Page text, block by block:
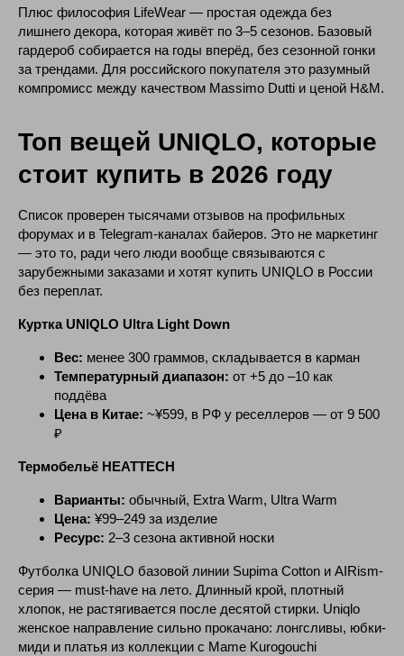
Плюс философия LifeWear — простая одежда без
лишнего декора, которая живёт по 3–5 сезонов. Базовый
гардероб собирается на годы вперёд, без сезонной гонки
за трендами. Для российского покупателя это разумный
компромисс между качеством Massimo Dutti и ценой H&M.
Топ вещей UNIQLO, которые
стоит купить в 2026 году
Список проверен тысячами отзывов на профильных
форумах и в Telegram-каналах байеров. Это не маркетинг
— это то, ради чего люди вообще связываются с
зарубежными заказами и хотят купить UNIQLO в России
без переплат.
Куртка UNIQLO Ultra Light Down
Вес: менее 300 граммов, складывается в карман
Температурный диапазон: от +5 до –10 как
поддёва
Цена в Китае: ~¥599, в РФ у реселлеров — от 9 500
₽
Термобельё HEATTECH
Варианты: обычный, Extra Warm, Ultra Warm
Цена: ¥99–249 за изделие
Ресурс: 2–3 сезона активной носки
Футболка UNIQLO базовой линии Supima Cotton и AIRism-
серия — must-have на лето. Длинный крой, плотный
хлопок, не растягивается после десятой стирки. Uniqlo
женское направление сильно прокачано: лонгсливы, юбки-
миди и платья из коллекции с Mame Kurogouchi